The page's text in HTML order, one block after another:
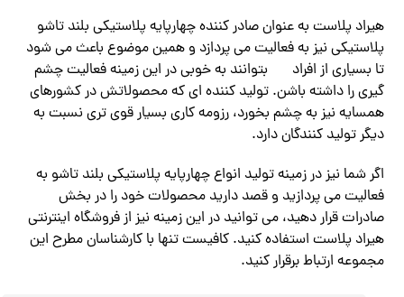
هیراد پلاست به عنوان صادر کننده چهارپایه پلاستیکی بلند تاشو
پلاستیکی نیز به فعالیت می پردازد و همین موضوع باعث می شود
تا بسیاری از افراد
بتوانند به خوبی در این زمینه فعالیت چشم
گیری را داشته باشن. تولید کننده ای که محصولاتش در کشورهای
همسایه نیز به چشم بخورد، رزومه کاری بسیار قوی تری نسبت به
دیگر تولید کنندگان دارد.
اگر شما نیز در زمینه تولید انواع چهارپایه پلاستیکی بلند تاشو به
فعالیت می پردازید و قصد دارید محصولات خود را در بخش
صادرات قرار دهید، می توانید در این زمینه نیز از فروشگاه اینترنتی
هیراد پلاست استفاده کنید. کافیست تنها با کارشناسان مطرح این
مجموعه ارتباط برقرار کنید.